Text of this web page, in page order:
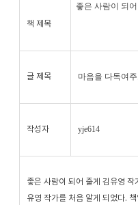
책 제목
좋은 사람이 되
글 제목 마음을 다독여
작성자 yje614
좋은 사람이 되어 줄게 김유영
유영 작가를 처음 알게 되었다.